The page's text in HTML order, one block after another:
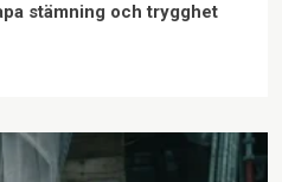
stämning och trygghet